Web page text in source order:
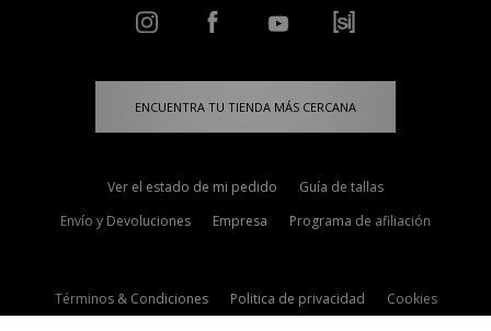
ENCUENTRA TU TIENDA MÁS CERCANA
Ver el estado de mi pedido
Guía de tallas
Envío y Devoluciones
Empresa Programa de afiliación
Términos & Condiciones Politica de privacidad
Cookies